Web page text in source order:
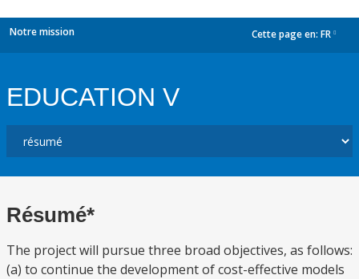
Notre mission Cette page en: FR
EDUCATION V
Résumé*
The project will pursue three broad objectives, as follows:
(a) to continue the development of cost-effective models